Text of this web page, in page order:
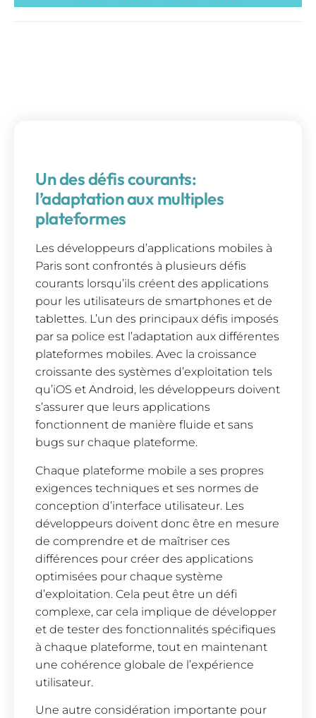
Un des défis courants:
l’adaptation aux multiples
plateformes
Les développeurs d’applications mobiles à
Paris sont confrontés à plusieurs défis
courants lorsqu’ils créent des applications
pour les utilisateurs de smartphones et de
tablettes. L’un des principaux défis imposés
par sa police est l’adaptation aux différentes
plateformes mobiles. Avec la croissance
croissante des systèmes d’exploitation tels
qu’iOS et Android, les développeurs doivent
s’assurer que leurs applications
fonctionnent de manière fluide et sans
bugs sur chaque plateforme.
Chaque plateforme mobile a ses propres
exigences techniques et ses normes de
conception d’interface utilisateur. Les
développeurs doivent donc être en mesure
de comprendre et de maîtriser ces
différences pour créer des applications
optimisées pour chaque système
d’exploitation. Cela peut être un défi
complexe, car cela implique de développer
et de tester des fonctionnalités spécifiques
à chaque plateforme, tout en maintenant
une cohérence globale de l’expérience
utilisateur.
Une autre considération importante pour